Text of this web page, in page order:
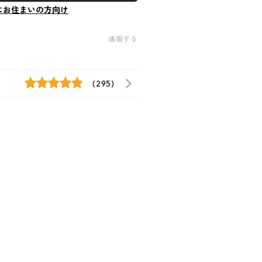
お住まいの方向け
通報する
(295)